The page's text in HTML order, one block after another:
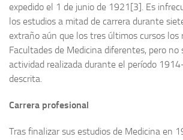
expedido el 1 de junio de 1921[3]. Es
los estudios a mitad de carrera durante
extraño aún que los tres últimos cursos los
Facultades de Medicina diferentes, pero no
actividad realizada durante el período
descrita.
Carrera profesional
Tras finalizar sus estudios de Medicina en